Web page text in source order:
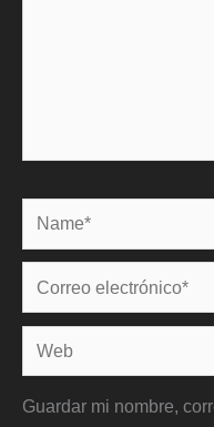
Name*
Correo
electrónico*
Web
Guardar mi nombre,